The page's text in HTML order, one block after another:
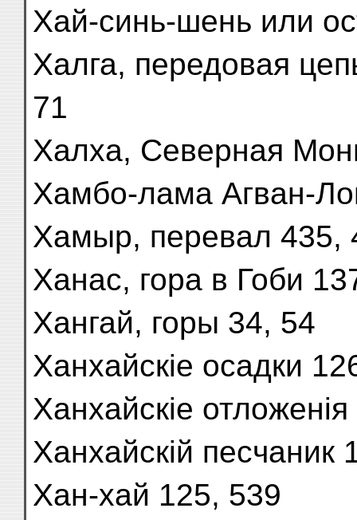
Хай-синь-шень или
Халга, передовая
71
Халха, Северная
Хамбо-лама Агван-
Хамыр, перевал 435,
Ханас, гора в Гоби
Хангай, горы 34, 54
Ханхайскіе осадки
Ханхайскіе
Ханхайскій песчаник
Хан-хай 125, 539